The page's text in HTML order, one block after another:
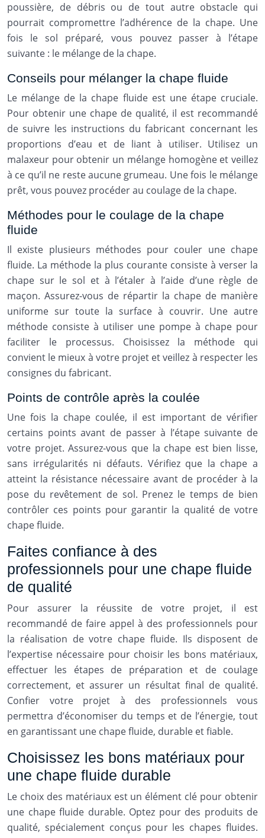
poussière, de débris ou de tout autre obstacle qui
pourrait compromettre l’adhérence de la chape. Une
fois le sol préparé, vous pouvez passer à l’étape
suivante : le mélange de la chape.
Conseils pour mélanger la chape fluide
Le mélange de la chape fluide est une étape cruciale.
Pour obtenir une chape de qualité, il est recommandé
de suivre les instructions du fabricant concernant les
proportions d’eau et de liant à utiliser. Utilisez un
malaxeur pour obtenir un mélange homogène et veillez
à ce qu’il ne reste aucune grumeau. Une fois le mélange
prêt, vous pouvez procéder au coulage de la chape.
Méthodes pour le coulage de la chape
fluide
Il existe plusieurs méthodes pour couler une chape
fluide. La méthode la plus courante consiste à verser la
chape sur le sol et à l’étaler à l’aide d’une règle de
maçon. Assurez-vous de répartir la chape de manière
uniforme sur toute la surface à couvrir. Une autre
méthode consiste à utiliser une pompe à chape pour
faciliter le processus. Choisissez la méthode qui
convient le mieux à votre projet et veillez à respecter les
consignes du fabricant.
Points de contrôle après la coulée
Une fois la chape coulée, il est important de vérifier
certains points avant de passer à l’étape suivante de
votre projet. Assurez-vous que la chape est bien lisse,
sans irrégularités ni défauts. Vérifiez que la chape a
atteint la résistance nécessaire avant de procéder à la
pose du revêtement de sol. Prenez le temps de bien
contrôler ces points pour garantir la qualité de votre
chape fluide.
Faites confiance à des
professionnels pour une chape fluide
de qualité
Pour assurer la réussite de votre projet, il est
recommandé de faire appel à des professionnels pour
la réalisation de votre chape fluide. Ils disposent de
l’expertise nécessaire pour choisir les bons matériaux,
effectuer les étapes de préparation et de coulage
correctement, et assurer un résultat final de qualité.
Confier votre projet à des professionnels vous
permettra d’économiser du temps et de l’énergie, tout
en garantissant une chape fluide, durable et fiable.
Choisissez les bons matériaux pour
une chape fluide durable
Le choix des matériaux est un élément clé pour obtenir
une chape fluide durable. Optez pour des produits de
qualité, spécialement conçus pour les chapes fluides.